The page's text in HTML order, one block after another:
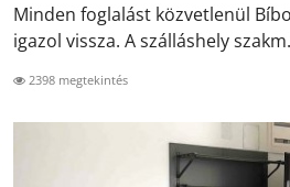
Minden foglalást közvetlenül
igazol vissza. A szálláshely
2398 megtekintés